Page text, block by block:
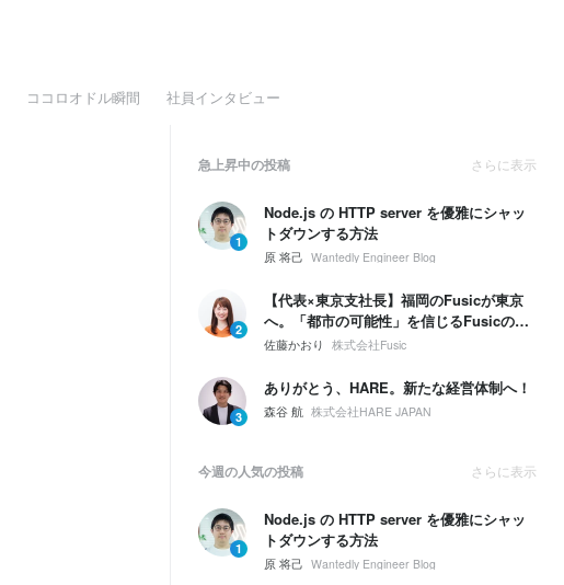
ココロオドル瞬間 社員インタビュー
急上昇中の投稿 さらに表示
1
Node.js の HTTP server を優雅にシャッ
トダウンする方法
原 将己 Wantedly Engineer Blog
2
【代表×東京支社長】福岡のFusicが東京
へ。「都市の可能性」を信じるFusicの、
次の一手とは。
佐藤かおり 株式会社Fusic
3
ありがとう、HARE。新たな経営体制へ！
森谷 航 株式会社HARE JAPAN
今週の人気の投稿 さらに表示
1
Node.js の HTTP server を優雅にシャッ
トダウンする方法
原 将己 Wantedly Engineer Blog